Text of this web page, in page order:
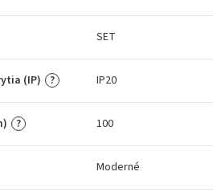
SET
?
(IP) IP20
? 100
Moderné